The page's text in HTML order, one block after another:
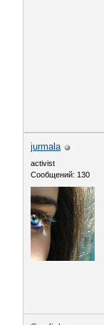
jurmala
activist
Сообщений: 130